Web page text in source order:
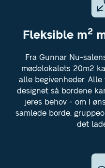
Fleksible m2
Fra Gunnar Nu-
mødelokalets 20m2
alle begivenheder.
designet så bordene
jeres behov - om I
samlede borde,
det